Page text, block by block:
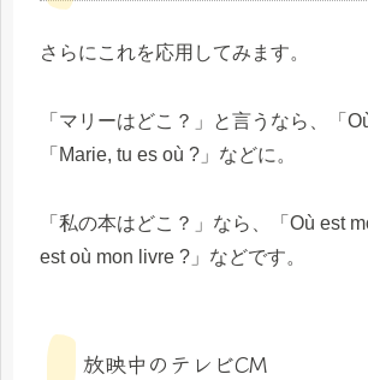
さらにこれを応用してみます。
「マリーはどこ？」と言うなら、「
「Marie, tu es où ?」などに。
「私の本はどこ？」なら、「Où est
est où mon livre ?」などです。
放映中のテレビCM